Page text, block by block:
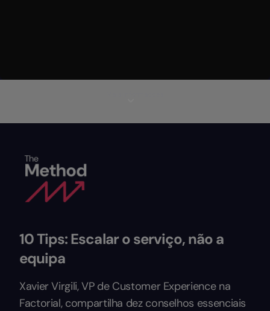
10 Tips: Escalar o serviço, não a
equipa
Xavier Virgili, VP de Customer Experience na
Factorial, compartilha dez conselhos essenciais